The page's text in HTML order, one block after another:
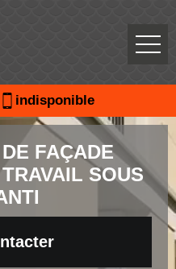
indisponible
FAÇADE
SOUS